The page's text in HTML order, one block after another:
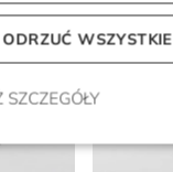
ODRZUĆ WSZYSTKIE
SZCZEGÓŁY